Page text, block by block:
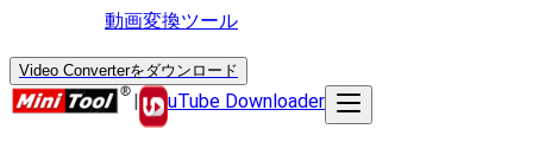
動画変換ツール
Video Converterをダウンロード
| uTube Downloader